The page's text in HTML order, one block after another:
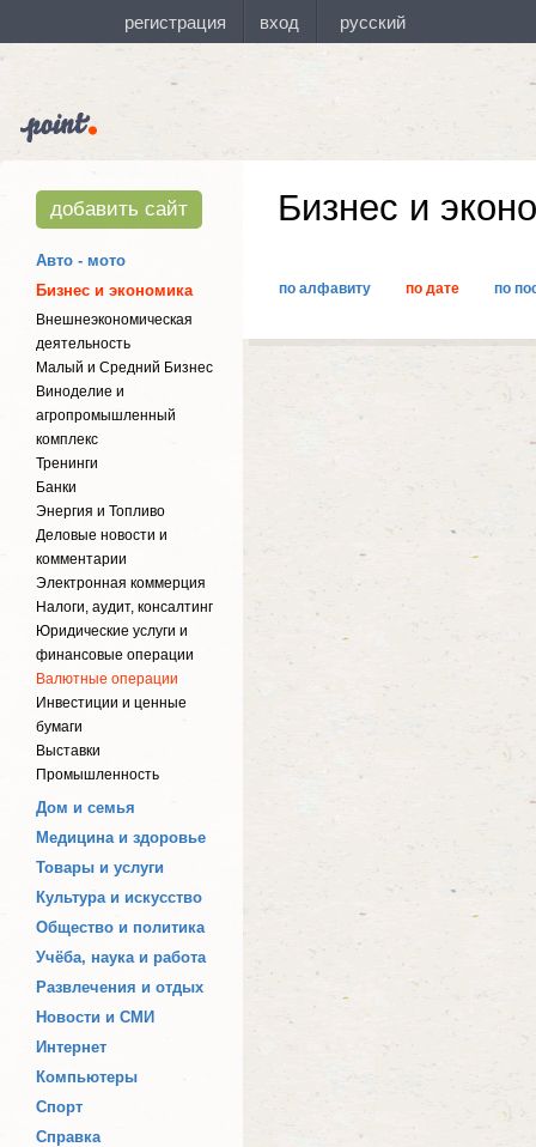
добавить сайт
Авто - мото
Бизнес и экономика
Внешнеэкономическая
деятельность
Малый и Средний Бизнес
Виноделие и
агропромышленный
комплекс
Тренинги
Банки
Энергия и Топливо
Деловые новости и
комментарии
Электронная коммерция
Налоги, аудит, консалтинг
Юридические услуги и
финансовые операции
Валютные операции
Инвестиции и ценные
бумаги
Выставки
Промышленность
Дом и семья
Медицина и здоровье
Товары и услуги
Культура и искусство
Общество и политика
Учёба, наука и работа
Развлечения и отдых
Новости и СМИ
Интернет
Компьютеры
Спорт
Справка
Бизнес и
по алфавиту по дате по